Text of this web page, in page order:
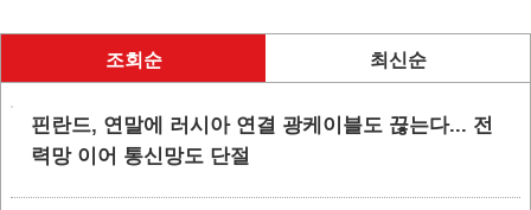
조회순 최신순
핀란드, 연말에 러시아 연결 광케이블도 끊는다... 전
력망 이어 통신망도 단절